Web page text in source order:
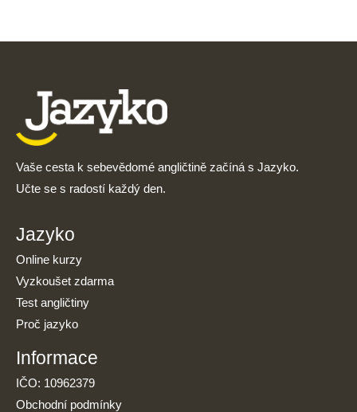
Vaše cesta k sebevědomé angličtině začíná s Jazyko.
Učte se s radostí každý den.
Jazyko
Online kurzy
Vyzkoušet zdarma
Test angličtiny
Proč jazyko
Informace
IČO: 10962379
Obchodní podmínky